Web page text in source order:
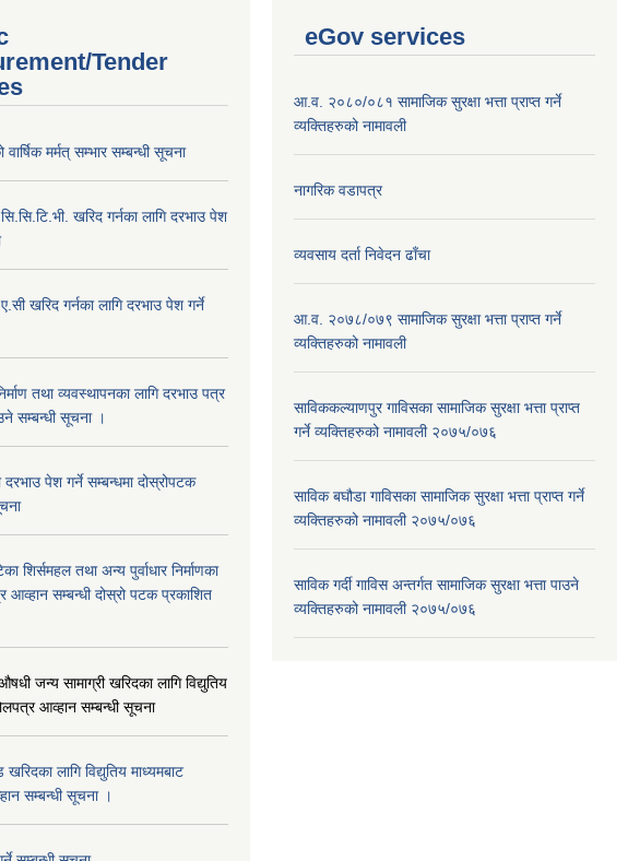
Tender
मर्मत् सम्भार सम्बन्धी सूचना
खरिद गर्नका लागि दरभाउ पेश
खरिद गर्नका लागि दरभाउ पेश गर्ने
तथा व्यवस्थापनका लागि दरभाउ पत्र
सम्बन्धी सूचना ।
दरभाउ पेश गर्ने सम्बन्धमा दोस्रोपटक
शिर्समहल तथा अन्य पुर्वाधार निर्माणका
आव्हान सम्बन्धी दोस्रो पटक प्रकाशित
जन्य सामाग्री खरिदका लागि विद्युतिय
आव्हान सम्बन्धी सूचना
खरिदका लागि विद्युतिय माध्यमबाट
सम्बन्धी सूचना ।
eGov services
आ.व. २०८०/०८१ सामाजिक सुरक्षा भत्ता प्राप्त गर्ने
व्यक्तिहरुको नामावली
नागरिक वडापत्र
व्यवसाय दर्ता निवेदन ढाँचा
आ.व. २०७८/०७९ सामाजिक सुरक्षा भत्ता प्राप्त गर्ने
व्यक्तिहरुको नामावली
साविककल्याणपुर गाविसका सामाजिक सुरक्षा भत्ता प्राप्त
गर्ने व्यक्तिहरुको नामावली २०७५/०७६
साविक बघौडा गाविसका सामाजिक सुरक्षा भत्ता प्राप्त गर्ने
व्यक्तिहरुको नामावली २०७५/०७६
साविक गर्दी गाविस अन्तर्गत सामाजिक सुरक्षा भत्ता पाउने
व्यक्तिहरुको नामावली २०७५/०७६